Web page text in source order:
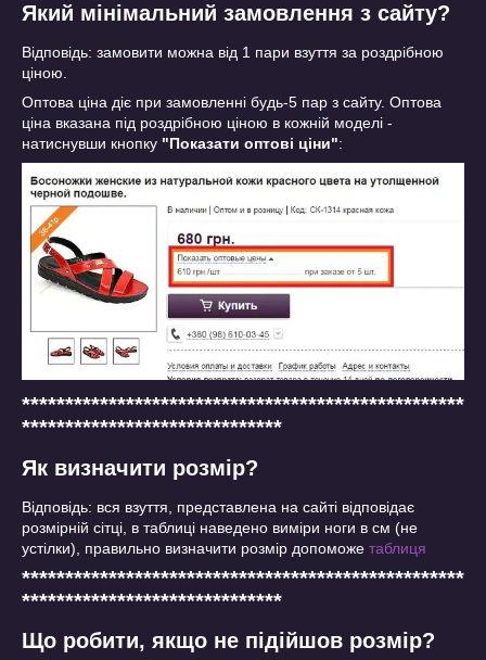
Який мінімальний замовлення з сайту?
Відповідь: замовити можна від 1 пари взуття за роздрібною
ціною.
Оптова ціна діє при замовленні будь-5 пар з сайту. Оптова
ціна вказана під роздрібною ціною в кожній моделі -
натиснувши кнопку "Показати оптові ціни":
***************************************************
******************************
Як визначити розмір?
Відповідь: вся взуття, представлена на сайті відповідає
розмірній сітці, в таблиці наведено виміри ноги в см (не
устілки), правильно визначити розмір допоможе таблиця
***************************************************
******************************
Що робити, якщо не підійшов розмір?